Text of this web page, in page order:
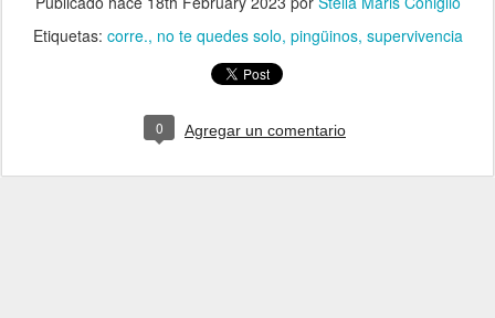
Etiquetas: corre. no te quedes solo pingüinos supervivencia
0 Agregar un comentario